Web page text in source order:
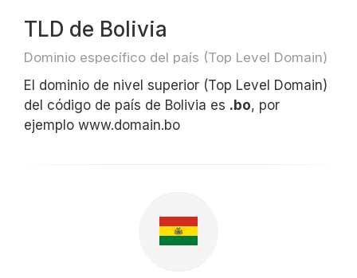
TLD de Bolivia
Dominio específico del país (Top Level Domain)
El dominio de nivel superior (Top Level Domain)
del código de país de Bolivia es .bo, por
ejemplo www.domain.bo